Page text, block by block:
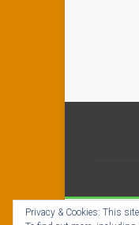
Privacy & Cookies: This